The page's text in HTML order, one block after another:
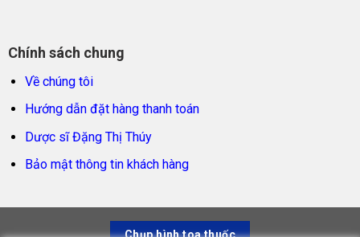
Chính sách chung
Về chúng tôi
Hướng dẫn đặt hàng thanh toán
Dược sĩ Đặng Thị Thúy
Bảo mật thông tin khách hàng